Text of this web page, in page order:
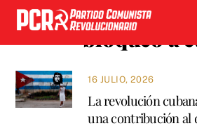
Skip
content
bloqueo a
16 JULIO, 2026
La revolución
una contribución al